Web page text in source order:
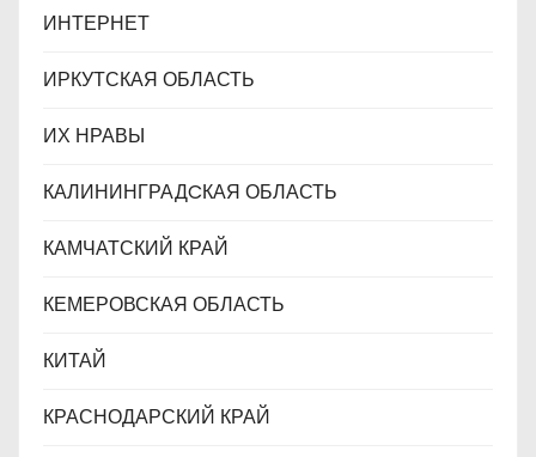
ИНТЕРНЕТ
ИРКУТСКАЯ ОБЛАСТЬ
ИХ НРАВЫ
КАЛИНИНГРАДCКАЯ ОБЛАСТЬ
КАМЧАТСКИЙ КРАЙ
КЕМЕРОВСКАЯ ОБЛАСТЬ
КИТАЙ
КРАСНОДАРСКИЙ КРАЙ